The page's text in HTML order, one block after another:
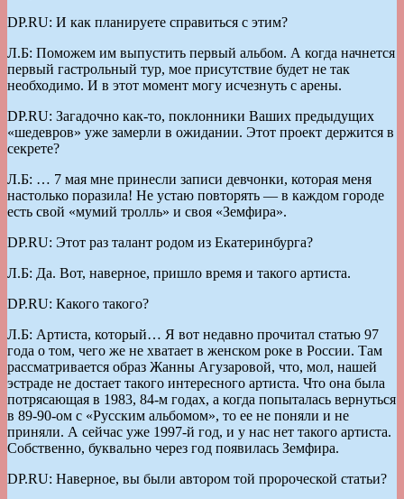
DP.RU: И как планируете справиться с этим?
Л.Б: Поможем им выпустить первый альбом. А когда начнется
первый гастрольный тур, мое присутствие будет не так
необходимо. И в этот момент могу исчезнуть с арены.
DP.RU: ­Загадочно как-то, поклонники Ваших предыдущих
«шедевров» уже замерли в ожидании. Этот проект держится в
секрете?
Л.Б: … 7 мая мне принесли записи девчонки, которая меня
настолько поразила! Не устаю повторять — в каждом городе
есть свой «мумий тролль» и своя «Земфира».
DP.RU: Этот раз талант родом из Екатеринбурга?
Л.Б: Да. Вот, наверное, пришло время и такого артиста.
DP.RU: Какого такого?
Л.Б: Артиста, который… Я вот недавно прочитал статью 97
года о том, чего же не хватает в женском роке в России. Там
рассматривается образ Жанны Агузаровой, что, мол, нашей
эстраде не достает такого интересного артиста. Что она была
потрясающая в 1983, 84-м годах, а когда попыталась вернуться
в 89-90-ом с «Русским альбомом», то ее не поняли и не
приняли. А сейчас уже 1997-й год, и у нас нет такого артиста.
Собственно, буквально через год появилась Земфира.
DP.RU: Наверное, вы были автором той пророческой статьи?